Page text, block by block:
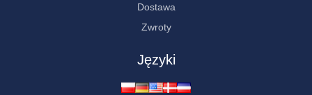
Dostawa
Zwroty
Języki